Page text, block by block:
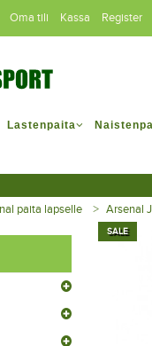
Oma tili Kassa Register
Lastenpaita
paita lapselle Arsenal
SALE